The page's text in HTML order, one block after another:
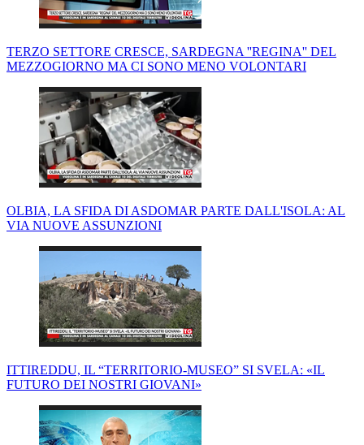
TERZO SETTORE CRESCE, SARDEGNA ''REGINA'' DEL
MEZZOGIORNO MA CI SONO MENO VOLONTARI
OLBIA, LA SFIDA DI ASDOMAR PARTE DALL'ISOLA: AL
VIA NUOVE ASSUNZIONI
ITTIREDDU, IL “TERRITORIO-MUSEO” SI SVELA: «IL
FUTURO DEI NOSTRI GIOVANI»